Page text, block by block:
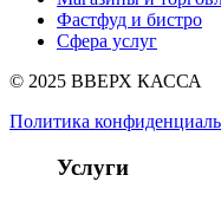
Фастфуд и бистро
Сфера услуг
© 2025 ВВЕРХ КАССА
Политика
Услуги